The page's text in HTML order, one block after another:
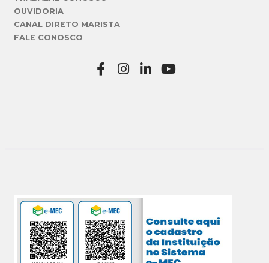
OUVIDORIA
CANAL DIRETO MARISTA
FALE CONOSCO